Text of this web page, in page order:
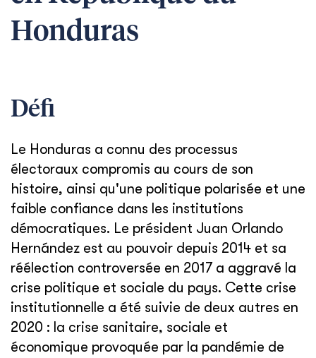
Honduras
Défi
Le Honduras a connu des processus
électoraux compromis au cours de son
histoire, ainsi qu'une politique polarisée et une
faible confiance dans les institutions
démocratiques. Le président Juan Orlando
Hernández est au pouvoir depuis 2014 et sa
réélection controversée en 2017 a aggravé la
crise politique et sociale du pays. Cette crise
institutionnelle a été suivie de deux autres en
2020 : la crise sanitaire, sociale et
économique provoquée par la pandémie de